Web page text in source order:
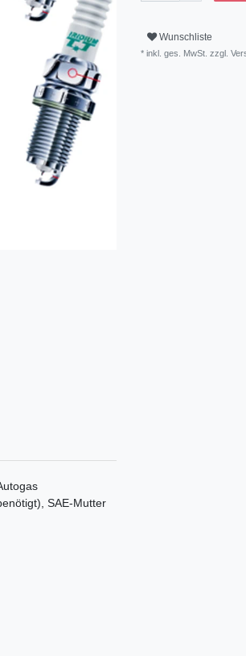
Wunschliste
* inkl. ges. MwSt. zzgl.
SAE-Mutter